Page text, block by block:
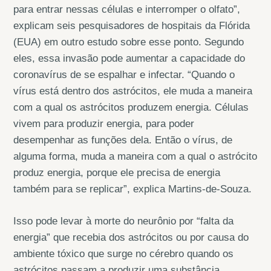
para entrar nessas células e interromper o olfato”,
explicam seis pesquisadores de hospitais da Flórida
(EUA) em outro estudo sobre esse ponto. Segundo
eles, essa invasão pode aumentar a capacidade do
coronavírus de se espalhar e infectar. “Quando o
vírus está dentro dos astrócitos, ele muda a maneira
com a qual os astrócitos produzem energia. Células
vivem para produzir energia, para poder
desempenhar as funções dela. Então o vírus, de
alguma forma, muda a maneira com a qual o astrócito
produz energia, porque ele precisa de energia
também para se replicar”, explica Martins-de-Souza.
Isso pode levar à morte do neurônio por “falta da
energia” que recebia dos astrócitos ou por causa do
ambiente tóxico que surge no cérebro quando os